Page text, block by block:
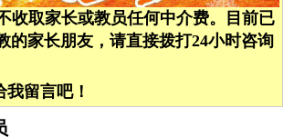
收取家长或教员任何中介费。
目前已
的家长朋友，请直接拨打24小时咨询